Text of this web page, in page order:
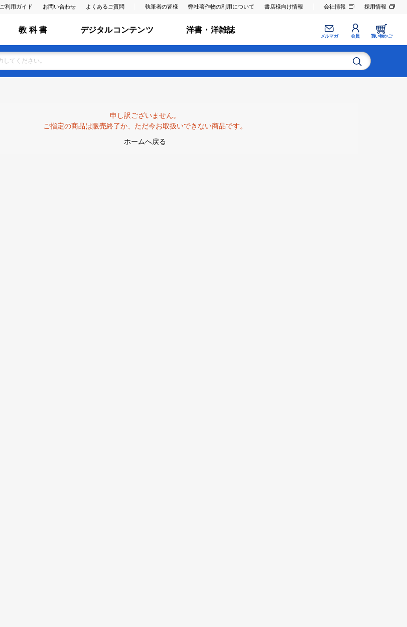
ご利用ガイド お問い合わせ よくあるご質問 執筆者の皆様 弊社著作物の利用について 書店様向け情報 会社情報 採用情報
教 科 書 デジタルコンテンツ 洋書・洋雑誌
メルマガ 会員 買い物かご
申し訳ございません。
ご指定の商品は販売終了か、ただ今お取扱いできない商品です。
ホームへ戻る